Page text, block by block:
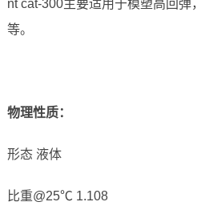
nt cat-300主要适用于模塑高回
等。
物理性质：
形态 液体
比重@25℃ 1.108